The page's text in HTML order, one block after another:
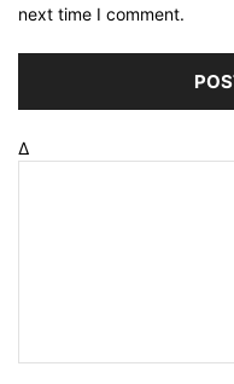
next time I comment.
Δ